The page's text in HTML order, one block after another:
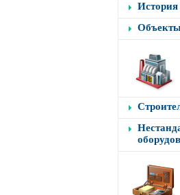
История